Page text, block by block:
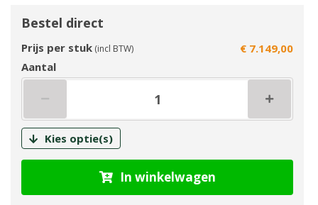
Bestel direct
Prijs per stuk (incl BTW)
€ 7.149,00
Aantal
Kies optie(s)
In winkelwagen